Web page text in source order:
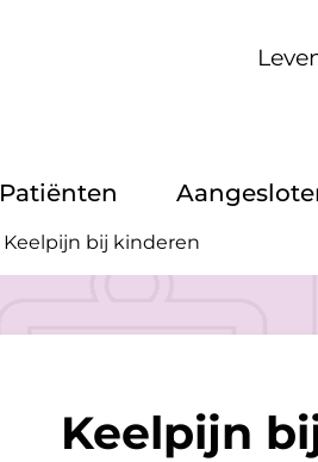
Patiënten
Keelpijn bij kinderen
Keelpijn